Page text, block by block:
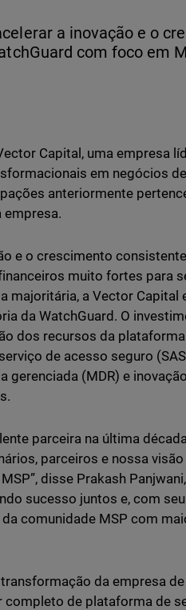
a inovação e o
com foco em
Capital, uma empresa
em negócios
anteriormente
e o crescimento
muito fortes para
majoritária, a Vector
da WatchGuard. O
dos recursos da
de acesso seguro
gerenciada (MDR) e
parceira na última
parceiros e nossa
disse Prakash
sucesso juntos e, com
comunidade MSP com
da empresa
de plataforma de